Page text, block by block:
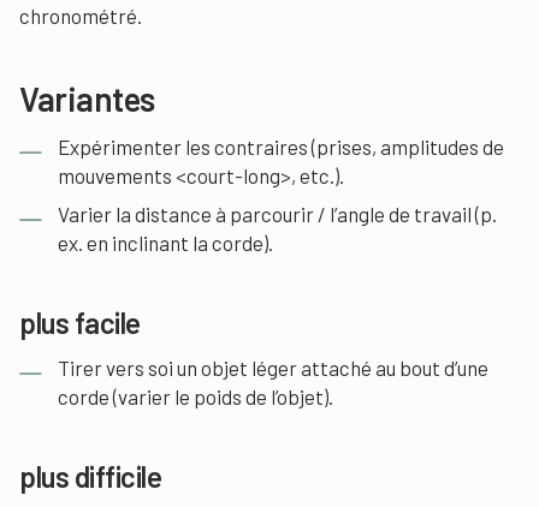
chronométré.
Variantes
Expérimenter les contraires (prises, amplitudes de
mouvements <court-long>, etc.).
Varier la distance à parcourir / l’angle de travail (p.
ex. en inclinant la corde).
plus facile
Tirer vers soi un objet léger attaché au bout d’une
corde (varier le poids de l’objet).
plus difficile